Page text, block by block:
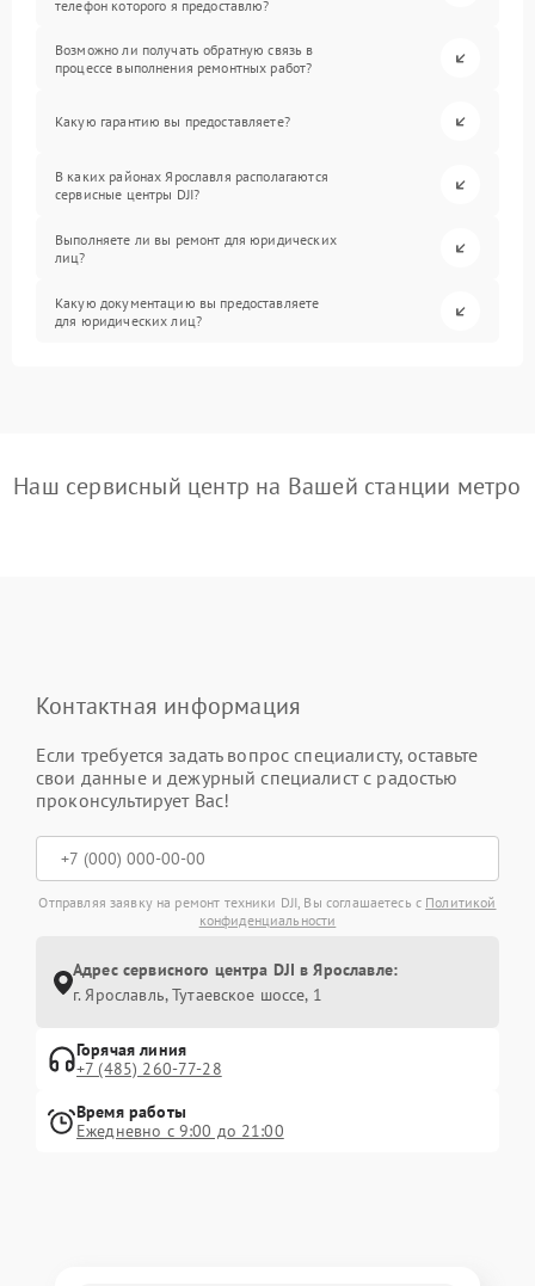
телефон которого я предоставлю?
Возможно ли получать обратную связь в
процессе выполнения ремонтных работ?
Какую гарантию вы предоставляете?
В каких районах Ярославля располагаются
сервисные центры DJI?
Выполняете ли вы ремонт для юридических
лиц?
Какую документацию вы предоставляете
для юридических лиц?
Наш сервисный центр на Вашей станции метро
Контактная информация
Если требуется задать вопрос специалисту, оставьте
свои данные и дежурный специалист с радостью
проконсультирует Вас!
Отправляя заявку на ремонт техники DJI, Вы соглашаетесь с Политикой
конфиденциальности
Адрес сервисного центра DJI в Ярославле:
г. Ярославль, Тутаевское шоссе, 1
Горячая линия
+7 (485) 260-77-28
Время работы
Ежедневно с 9:00 до 21:00